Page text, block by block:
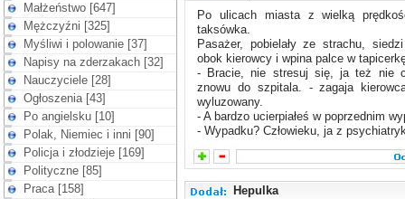
Małżeństwo [647]
Mężczyźni [325]
Myśliwi i polowanie [37]
Napisy na zderzakach [32]
Nauczyciele [28]
Ogłoszenia [43]
Po angielsku [10]
Polak, Niemiec i inni [90]
Policja i złodzieje [169]
Polityczne [85]
Praca [158]
Po ulicach miasta z wielką
taksówka.
Pasażer, pobielały ze strachu,
obok kierowcy i wpina palce w
- Bracie, nie stresuj się, ja też nie
znowu do szpitala. - zagaja
wyluzowany.
- A bardzo ucierpiałeś w poprzednim
- Wypadku? Człowieku, ja z
Hepulka